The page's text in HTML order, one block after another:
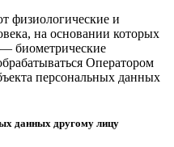
физиологические и
на основании которых
биометрические
Оператором
персональных данных
данных другому лицу